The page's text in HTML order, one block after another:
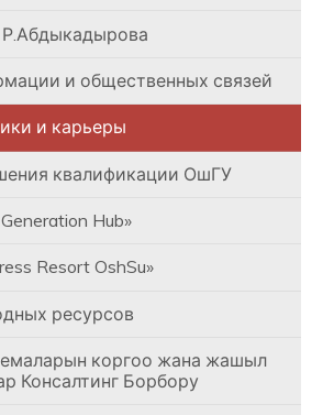
и общественных связей
и карьеры
квалификации ОшГУ
Hub»
Resort OshSu»
ресурсов
коргоо жана жашыл
Консалтинг Борбору